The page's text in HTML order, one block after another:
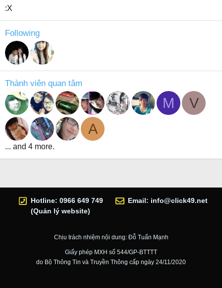
:X
Following
Thành viên quan tâm
M
V
A
... and 4 more.
Hotline: 0966 649 749
(Quản lý website)
Email: info@click49.net
Chịu trách nhiệm nội dung: Đỗ Tuấn Mạnh
Giấy phép MXH số 544/GP-BTTTT
do Bộ Thông Tin và Truyền Thông cấp ngày 24/11/2020